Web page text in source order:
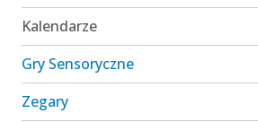
Kalendarze
Gry Sensoryczne
Zegary